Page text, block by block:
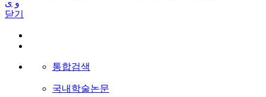
و ی
닫기
통합검색
국내학술논문